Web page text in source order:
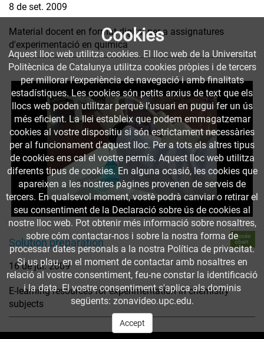
8 de set. 2009
Material docent en format digital per a assignatures
d'experimentació en química
Solution preparation
Accés
obert
16 de jul. 2009
E-learning resources for experimentation in chemistry
subjects
Cookies
Aquest lloc web utilitza cookies. El lloc web de la Universitat
Politècnica de Catalunya utilitza cookies pròpies i de tercers
per millorar l’experiència de navegació i amb finalitats
estadístiques. Les cookies són petits arxius de text que els
llocs web poden utilitzar perquè l’usuari en pugui fer un ús
més eficient. La llei estableix que podem emmagatzemar
cookies al vostre dispositiu si són estrictament necessàries
per al funcionament d'aquest lloc. Per a tots els altres tipus
de cookies ens cal el vostre permís. Aquest lloc web utilitza
diferents tipus de cookies. En alguna ocasió, les cookies que
apareixen a les nostres pàgines provenen de serveis de
tercers. En qualsevol moment, vostè podrà canviar o retirar el
seu consentiment de la Declaració sobre ús de cookies al
nostre lloc web. Pot obtenir més informació sobre nosaltres,
sobre cóm contactar-nos i sobre la nostra forma de
processar dates personals a la nostra Política de privacitat.
Si us plau, en el moment de contactar amb nosaltres en
relació al vostre consentiment, feu-ne constar la identificació
i la data. El vostre consentiment s'aplica als dominis
següents: zonavideo.upc.edu.
Accept